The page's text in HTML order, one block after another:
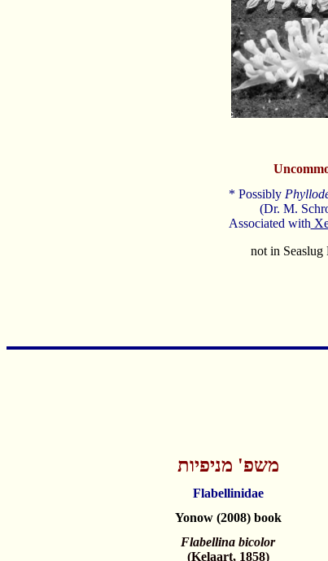
* Possibly
(Dr. M.
Associated with
not in Seaslug
משפ' מניפיות
Flabellinidae
Yonow (2008) book
Flabellina bicolor
(Kelaart, 1858)